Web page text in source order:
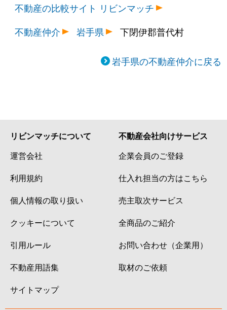
不動産の比較サイト リビンマッチ
不動産仲介
岩手県 下閉伊郡普代村
岩手県の不動産仲介に戻る
リビンマッチについて
運営会社
利用規約
個人情報の取り扱い
クッキーについて
引用ルール
不動産用語集
サイトマップ
不動産会社向けサービス
企業会員のご登録
仕入れ担当の方はこちら
売主取次サービス
全商品のご紹介
お問い合わせ（企業用）
取材のご依頼